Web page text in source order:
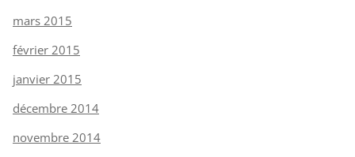
mars 2015
février 2015
janvier 2015
décembre 2014
novembre 2014